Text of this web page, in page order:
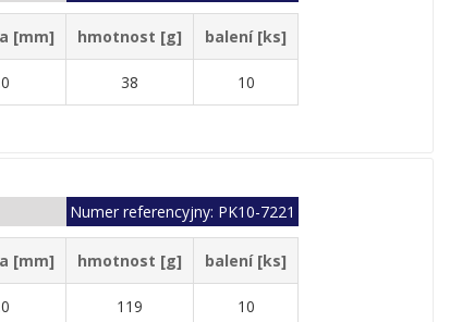
[mm] hmotnost [g] balení [ks]
38 10
Numer referencyjny: PK10-7221
[mm] hmotnost [g] balení [ks]
119 10